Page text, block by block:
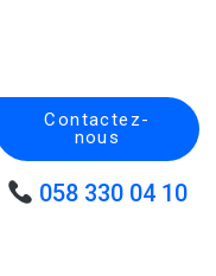
Contactez-
nous
058 330 04 10